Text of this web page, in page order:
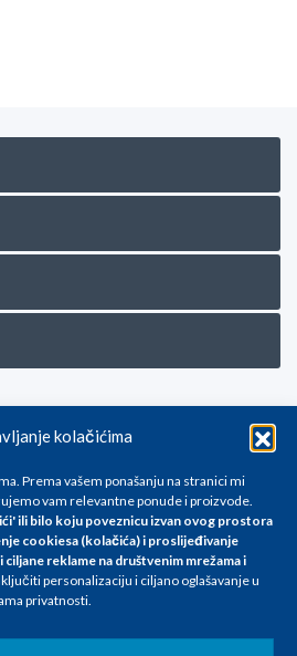
kolačićima
Prema vašem ponašanju na stranici mi
vam relevantne ponude i proizvode.
ili bilo koju poveznicu izvan ovog prostora
cookiesa (kolačića) i proslijeđivanje
reklame na društvenim mrežama i
personalizaciju i ciljano oglašavanje u
privatnosti.
u ponudi obratite nam se na
su informativnog karaktera i podložne su
u Eurima i uključuju PDV. Sve
poslovnicama. Trudimo se dati što bolji